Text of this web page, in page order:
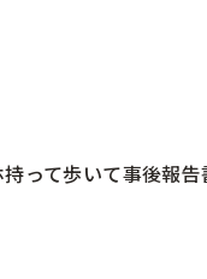
って歩いて事後報